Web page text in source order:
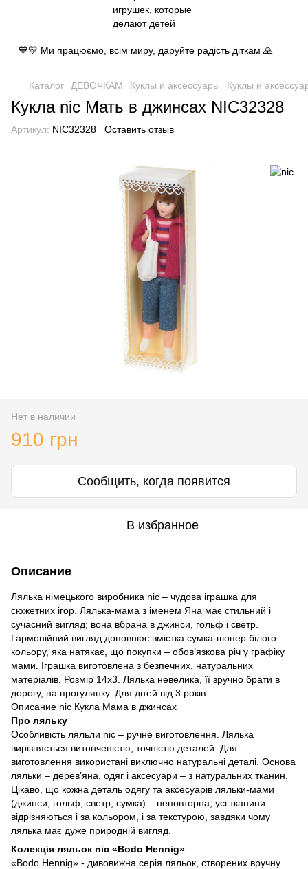
💙💛 Ми працюємо, всім миру, даруйте радість діткам 🙏
Каталог ДЕВОЧКАМ Куклы и аксессуары Куклы и
Кукла nic Мать в джинсах NIC32328
Артикул: NIC32328 Оставить отзыв
Нет в наличии
910 грн
Сообщить, когда появится
В избранное
Описание
Лялька німецького виробника nic – чудова іграшка для
сюжетних ігор. Лялька-мама з іменем Яна має стильний і
сучасний вигляд; вона вбрана в джинси, гольф і светр.
Гармонійний вигляд доповнює вмістка сумка-шопер білого
кольору, яка натякає, що покупки – обов’язкова річ у графіку
мами. Іграшка виготовлена з безпечних, натуральних
матеріалів. Розмір 14х3. Лялька невелика, її зручно брати в
дорогу, на прогулянку. Для дітей від 3 років.
Описание nic Кукла Мама в джинсах
Про ляльку
Особливість ляльли nic – ручне виготовлення. Лялька
вирізняється витонченістю, точністю деталей. Для
виготовлення використані виключно натуральні деталі. Основа
ляльки – дерев’яна, одяг і аксесуари – з натуральних тканин.
Цікаво, що кожна деталь одягу та аксесуарів ляльки-мами
(джинси, гольф, светр, сумка) – неповторна; усі тканини
відрізняються і за кольором, і за текстурою, завдяки чому
лялька має дуже природній вигляд.
Колекція ляльок nic «Bodo Hennig»
«Bodo Hennig» - дивовижна серія ляльок, створених вручну.